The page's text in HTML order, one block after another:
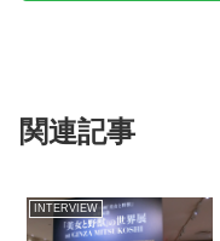
関連記事
INTERVIEW